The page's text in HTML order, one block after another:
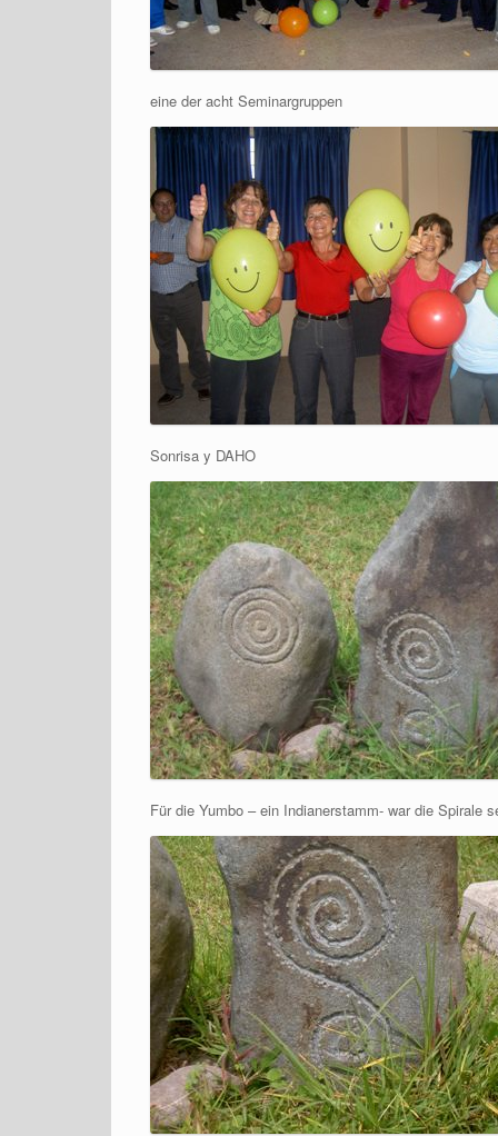
eine der acht Seminargruppen
Sonrisa y DAHO
Für die Yumbo – ein Indianerstamm- war die Spirale